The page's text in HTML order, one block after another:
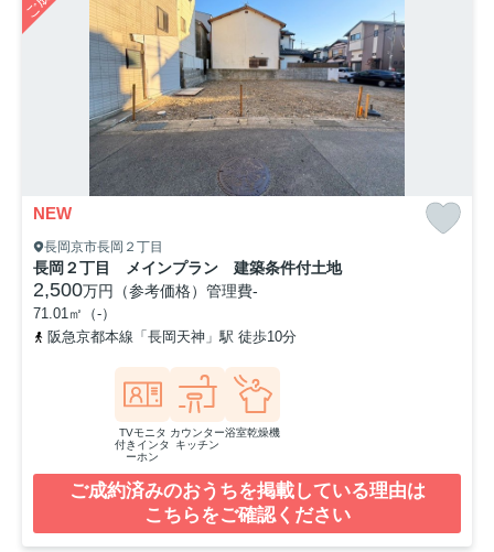
NEW
長岡京市長岡２丁目
長岡２丁目 メインプラン 建築条件付土地
2,500万円（参考価格） 管理費-
71.01㎡（-）
阪急京都本線「長岡天神」駅 徒歩10分
TVモニタ
付きインタ
ーホン
カウンター
キッチン
浴室乾燥機
ご成約済みのおうちを掲載している理由は
こちらをご確認ください